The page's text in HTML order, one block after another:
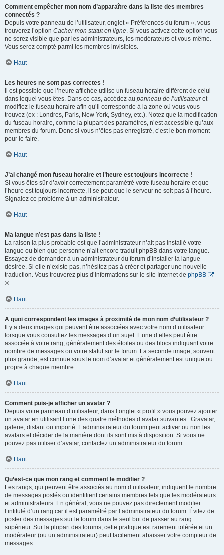
Comment empêcher mon nom d’apparaître dans la liste des membres
connectés ?
Depuis votre panneau de l’utilisateur, onglet « Préférences du forum », vous
trouverez l’option Cacher mon statut en ligne. Si vous activez cette option vous
ne serez visible que par les administrateurs, les modérateurs et vous-même.
Vous serez compté parmi les membres invisibles.
Haut
Les heures ne sont pas correctes !
Il est possible que l’heure affichée utilise un fuseau horaire différent de celui
dans lequel vous êtes. Dans ce cas, accédez au panneau de l’utilisateuret
modifiez le fuseau horaire afin qu’il corresponde à la zone où vous vous
trouvez (ex : Londres, Paris, New York, Sydney, etc.). Notez que la modification
du fuseau horaire, comme la plupart des paramètres, n’est accessible qu’aux
membres du forum. Donc si vous n’êtes pas enregistré, c’est le bon moment
pour le faire.
Haut
J’ai changé mon fuseau horaire et l’heure est toujours incorrecte !
Si vous êtes sûr d’avoir correctement paramétré votre fuseau horaire et que
l’heure est toujours incorrecte, il se peut que le serveur ne soit pas à l’heure.
Signalez ce problème à un administrateur.
Haut
Ma langue n’est pas dans la liste !
La raison la plus probable est que l’administrateur n’ait pas installé votre
langue ou bien que personne n’ait encore traduit phpBB dans votre langue.
Essayez de demander à un administrateur du forum d’installer la langue
désirée. Si elle n’existe pas, n’hésitez pas à créer et partager une nouvelle
traduction. Vous trouverez plus d’informations sur le site Internet de phpBB
®.
Haut
A quoi correspondent les images à proximité de mon nom d’utilisateur ?
Il y a deux images qui peuvent être associées avec votre nom d’utilisateur
lorsque vous consultez les messages d’un sujet. L’une d’elles peut être
associée à votre rang, généralement des étoiles ou des blocs indiquant votre
nombre de messages ou votre statut sur le forum. La seconde image, souvent
plus grande, est connue sous le nom d’avatar et généralement est unique ou
propre à chaque membre.
Haut
Comment puis-je afficher un avatar ?
Depuis votre panneau d’utilisateur, dans l’onglet « profil » vous pouvez ajouter
un avatar en utilisant l’une des quatre méthodes d’avatar suivantes : Gravatar,
galerie, distant ou importé. L’administrateur du forum peut activer ou non les
avatars et décider de la manière dont ils sont mis à disposition. Si vous ne
pouvez pas utiliser d’avatar, contactez un administrateur du forum.
Haut
Qu’est-ce que mon rang et comment le modifier ?
Les rangs, qui peuvent être associés au nom d’utilisateur, indiquent le nombre
de messages postés ou identifient certains membres tels que les modérateurs
et administrateurs. En général, vous ne pouvez pas directement modifier
l’intitulé d’un rang car il est paramétré par l’administrateur du forum. Évitez de
poster des messages sur le forum dans le seul but de passer au rang
supérieur. Sur la plupart des forums, cette pratique est rarement tolérée et un
modérateur (ou un administrateur) peut facilement abaisser votre compteur de
messages.